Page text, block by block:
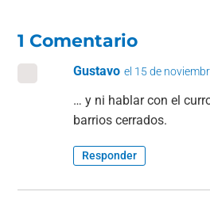
1 Comentario
Gustavo el 15 de
… y ni hablar con el
barrios cerrados.
Responder